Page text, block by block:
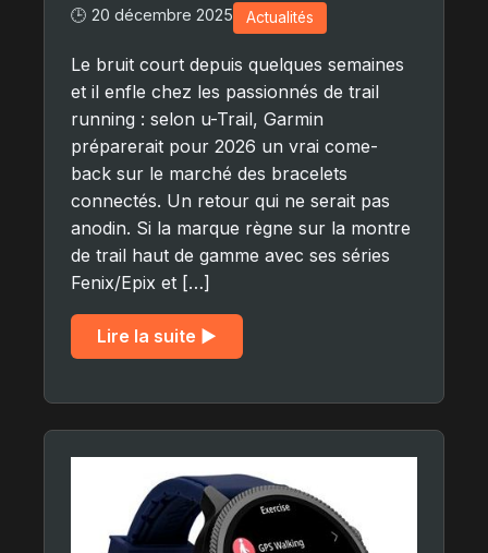
🕒 20 décembre 2025 Actualités
Le bruit court depuis quelques semaines
et il enfle chez les passionnés de trail
running : selon u-Trail, Garmin
préparerait pour 2026 un vrai come-
back sur le marché des bracelets
connectés. Un retour qui ne serait pas
anodin. Si la marque règne sur la montre
de trail haut de gamme avec ses séries
Fenix/Epix et […]
Lire la suite ▶︎